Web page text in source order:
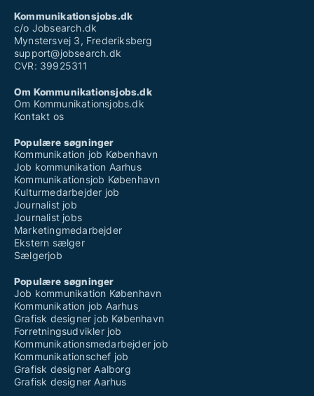
Kommunikationsjobs.dk
c/o Jobsearch.dk
Mynstersvej 3, Frederiksberg
support@jobsearch.dk
CVR: 39925311
Om Kommunikationsjobs.dk
Om Kommunikationsjobs.dk
Kontakt os
Populære søgninger
Kommunikation job København
Job kommunikation Aarhus
Kommunikationsjob København
Kulturmedarbejder job
Journalist job
Journalist jobs
Marketingmedarbejder
Ekstern sælger
Sælgerjob
Populære søgninger
Job kommunikation København
Kommunikation job Aarhus
Grafisk designer job København
Forretningsudvikler job
Kommunikationsmedarbejder job
Kommunikationschef job
Grafisk designer Aalborg
Grafisk designer Aarhus